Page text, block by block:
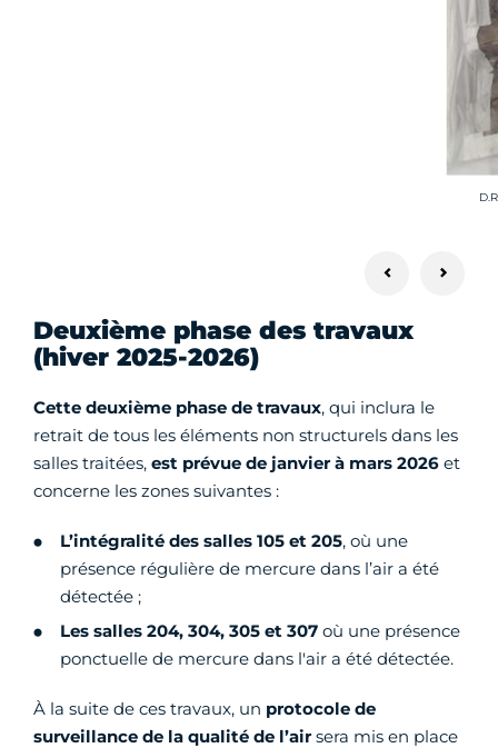
Deuxième phase des travaux
(hiver 2025-2026)
Cette deuxième phase de travaux, qui inclura le
retrait de tous les éléments non structurels dans les
salles traitées, est prévue de janvier à mars 2026 et
concerne les zones suivantes :
L’intégralité des salles 105 et 205, où une
présence régulière de mercure dans l’air a été
détectée ;
Les salles 204, 304, 305 et 307 où une présence
ponctuelle de mercure dans l'air a été détectée.
À la suite de ces travaux, un protocole de
surveillance de la qualité de l’airsera mis en place